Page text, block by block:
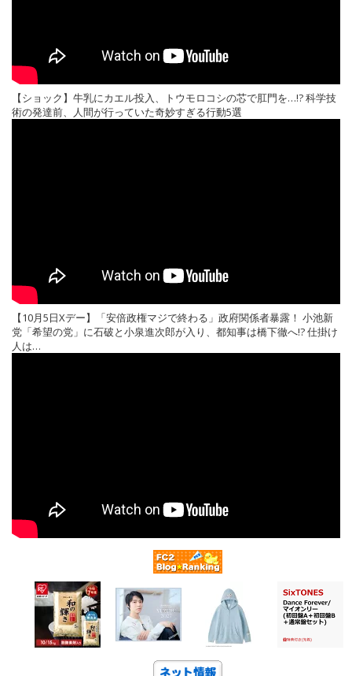
【ショック】牛乳にカエル投入、トウモロコシの芯で肛門を…!? 科学技
術の発達前、人間が行っていた奇妙すぎる行動5選
【10月5日Xデー】「安倍政権マジで終わる」政府関係者暴露！ 小池新
党「希望の党」に石破と小泉進次郎が入り、都知事は橋下徹へ!? 仕掛け
人は…